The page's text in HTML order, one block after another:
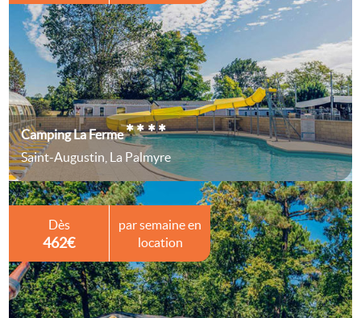
Camping La Ferme****
Saint-Augustin, La Palmyre
Dès
462€
par semaine en
location